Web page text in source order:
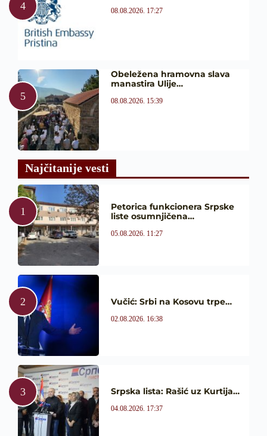
08.08.2026. 17:27
Obeležena hramovna slava
manastira Ulije…
08.08.2026. 15:39
Najčitanije vesti
Petorica funkcionera Srpske
liste osumnjičena…
05.08.2026. 11:27
Vučić: Srbi na Kosovu trpe…
02.08.2026. 16:38
Srpska lista: Rašić uz Kurtija…
04.08.2026. 17:37